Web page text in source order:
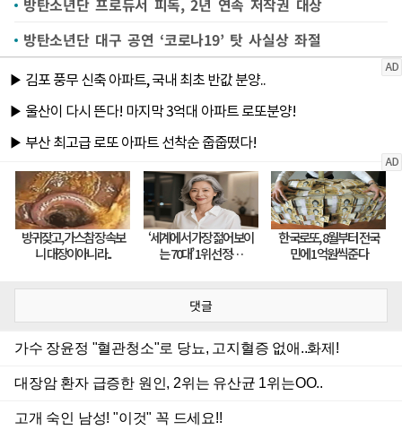
방탄소년단 프로듀서 피독, 2년 연속 저작권 대상
방탄소년단 대구 공연 ‘코로나19’ 탓 사실상 좌절
댓글